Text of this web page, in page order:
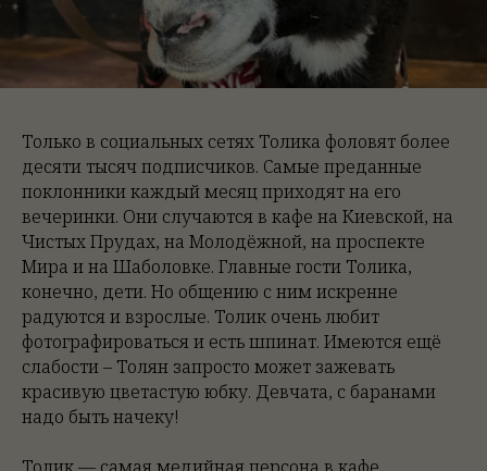
Только в социальных сетях Толика фоловят более
десяти тысяч подписчиков. Самые преданные
поклонники каждый месяц приходят на его
вечеринки. Они случаются в кафе на Киевской, на
Чистых Прудах, на Молодёжной, на проспекте
Мира и на Шаболовке. Главные гости Толика,
конечно, дети. Но общению с ним искренне
радуются и взрослые. Толик очень любит
фотографироваться и есть шпинат. Имеются ещё
слабости – Толян запросто может зажевать
красивую цветастую юбку. Девчата, с баранами
надо быть начеку!